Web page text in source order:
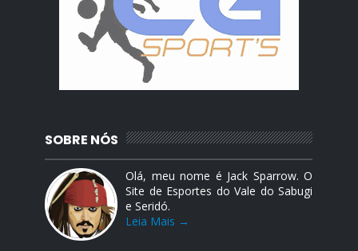
SOBRE NÓS
Olá, meu nome é Jack Sparrow. O
Site de Esportes do Vale do Sabugi
e Seridó.
Leia Mais →